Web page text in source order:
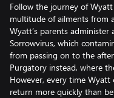
Follow the journey of
multitude of ailments from
Wyatt’s parents
Sorrowvirus, which
from passing on to the
Purgatory instead, where
However, every time Wyatt
return more quickly than